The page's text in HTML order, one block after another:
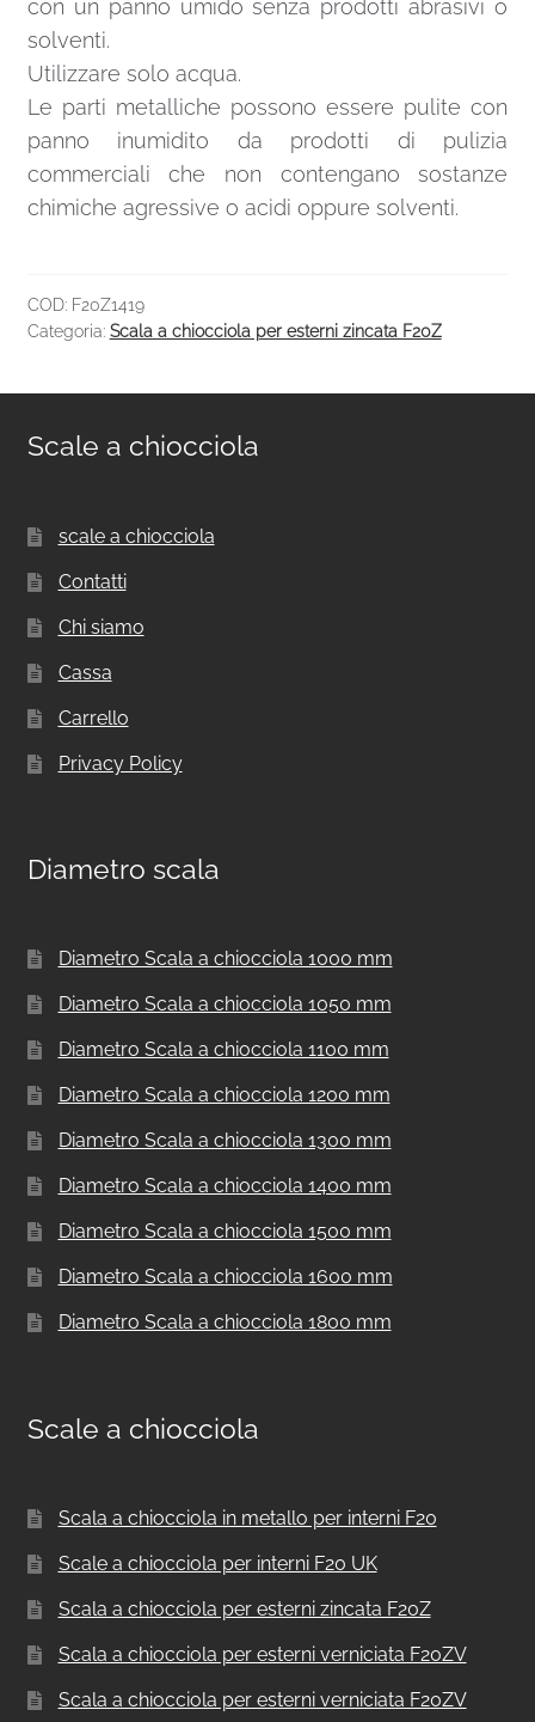
con un panno umido senza prodotti abrasivi o
solventi.
Utilizzare solo acqua.
Le parti metalliche possono essere pulite con
panno inumidito da prodotti di pulizia
commerciali che non contengano sostanze
chimiche agressive o acidi oppure solventi.
COD: F20Z1419
Categoria: Scala a chiocciola per esterni zincata F20Z
Scale a chiocciola
scale a chiocciola
Contatti
Chi siamo
Cassa
Carrello
Privacy Policy
Diametro scala
Diametro Scala a chiocciola 1000 mm
Diametro Scala a chiocciola 1050 mm
Diametro Scala a chiocciola 1100 mm
Diametro Scala a chiocciola 1200 mm
Diametro Scala a chiocciola 1300 mm
Diametro Scala a chiocciola 1400 mm
Diametro Scala a chiocciola 1500 mm
Diametro Scala a chiocciola 1600 mm
Diametro Scala a chiocciola 1800 mm
Scale a chiocciola
Scala a chiocciola in metallo per interni F20
Scale a chiocciola per interni F20 UK
Scala a chiocciola per esterni zincata F20Z
Scala a chiocciola per esterni verniciata F20ZV
Scala a chiocciola per esterni verniciata F20ZV